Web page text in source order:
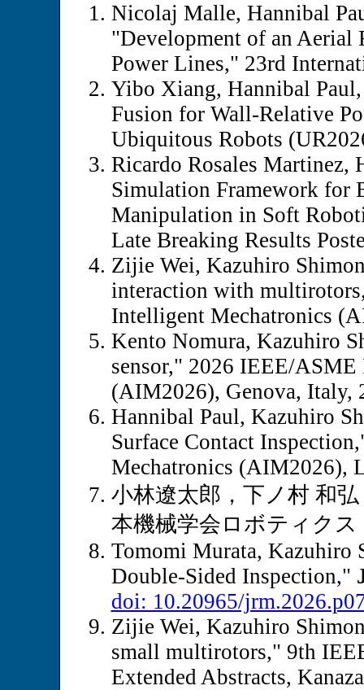
Nicolaj Malle, Hannibal
"Development of an Aerial
Power Lines," 23rd
Yibo Xiang, Hannibal
Fusion for Wall-Relative
Ubiquitous Robots
Ricardo Rosales Martinez,
Simulation Framework for
Manipulation in Soft
Late Breaking Results
Zijie Wei, Kazuhiro
interaction with
Intelligent Mechatronics
Kento Nomura, Kazuhiro
sensor," 2026 IEEE/
(AIM2026), Genova, Italy,
Hannibal Paul, Kazuhiro
Surface Contact
Mechatronics (AIM2026),
小林遼太郎，下ノ村 和
本機械学会ロボティクス
Tomomi Murata, Kazuhiro
Double-Sided Inspection,"
doi: 10.20965/
Zijie Wei, Kazuhiro
small multirotors," 9th
Extended Abstracts,